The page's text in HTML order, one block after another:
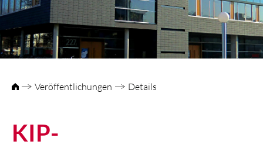
Veröffentlichungen Details
KIP-